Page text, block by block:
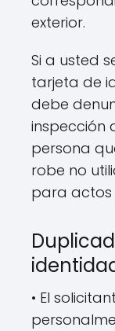
exterior.
Si a usted
tarjeta de
debe
inspección
persona
robe no
para actos
• El